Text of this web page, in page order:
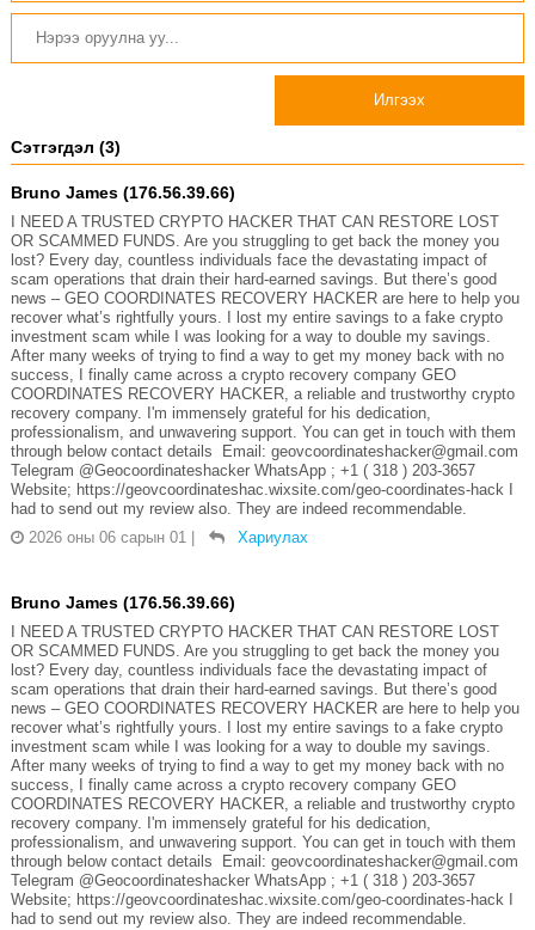
Илгээх
Сэтгэгдэл (3)
Bruno James (176.56.39.66)
I NEED A TRUSTED CRYPTO HACKER THAT CAN RESTORE LOST
OR SCAMMED FUNDS. Are you struggling to get back the money you
lost? Every day, countless individuals face the devastating impact of
scam operations that drain their hard-earned savings. But there’s good
news – GEO COORDINATES RECOVERY HACKER are here to help you
recover what’s rightfully yours. I lost my entire savings to a fake crypto
investment scam while I was looking for a way to double my savings.
After many weeks of trying to find a way to get my money back with no
success, I finally came across a crypto recovery company GEO
COORDINATES RECOVERY HACKER, a reliable and trustworthy crypto
recovery company. I'm immensely grateful for his dedication,
professionalism, and unwavering support. You can get in touch with them
through below contact details Email: geovcoordinateshacker@gmail.com
Telegram @Geocoordinateshacker WhatsApp ; +1 ( 318 ) 203-3657
Website; https://geovcoordinateshac.wixsite.com/geo-coordinates-hack I
had to send out my review also. They are indeed recommendable.
2026 оны 06 сарын 01
Хариулах
Bruno James (176.56.39.66)
I NEED A TRUSTED CRYPTO HACKER THAT CAN RESTORE LOST
OR SCAMMED FUNDS. Are you struggling to get back the money you
lost? Every day, countless individuals face the devastating impact of
scam operations that drain their hard-earned savings. But there’s good
news – GEO COORDINATES RECOVERY HACKER are here to help you
recover what’s rightfully yours. I lost my entire savings to a fake crypto
investment scam while I was looking for a way to double my savings.
After many weeks of trying to find a way to get my money back with no
success, I finally came across a crypto recovery company GEO
COORDINATES RECOVERY HACKER, a reliable and trustworthy crypto
recovery company. I'm immensely grateful for his dedication,
professionalism, and unwavering support. You can get in touch with them
through below contact details Email: geovcoordinateshacker@gmail.com
Telegram @Geocoordinateshacker WhatsApp ; +1 ( 318 ) 203-3657
Website; https://geovcoordinateshac.wixsite.com/geo-coordinates-hack I
had to send out my review also. They are indeed recommendable.